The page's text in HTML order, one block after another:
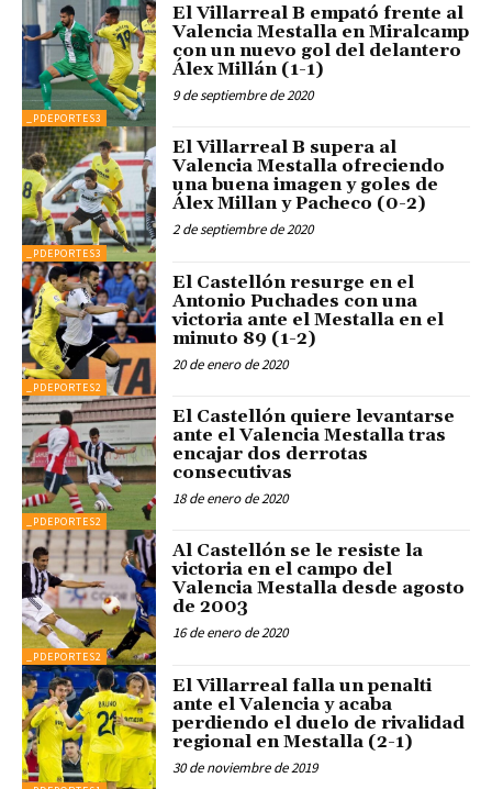
_PDEPORTES3
El Villarreal B empató frente al
Valencia Mestalla en Miralcamp
con un nuevo gol del delantero
Álex Millán (1-1)
9 de septiembre de 2020
_PDEPORTES3
El Villarreal B supera al
Valencia Mestalla ofreciendo
una buena imagen y goles de
Álex Millan y Pacheco (0-2)
2 de septiembre de 2020
_PDEPORTES2
El Castellón resurge en el
Antonio Puchades con una
victoria ante el Mestalla en el
minuto 89 (1-2)
20 de enero de 2020
_PDEPORTES2
El Castellón quiere levantarse
ante el Valencia Mestalla tras
encajar dos derrotas
consecutivas
18 de enero de 2020
_PDEPORTES2
Al Castellón se le resiste la
victoria en el campo del
Valencia Mestalla desde agosto
de 2003
16 de enero de 2020
El Villarreal falla un penalti
ante el Valencia y acaba
perdiendo el duelo de rivalidad
regional en Mestalla (2-1)
30 de noviembre de 2019